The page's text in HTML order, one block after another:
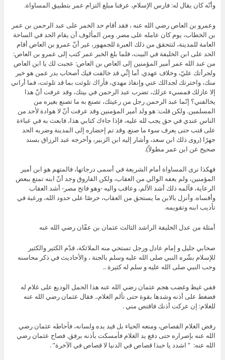
وأنّه كان يقال له: فارس الإسلام، عرفنا مبلغ التزام عمر بتطبيق المساواة.
وعمرو بن العاص رضي الله عنه ، فقد أقام حد الخمر على عبد الرحمن بن عمر
بن الخطاب، يوم كان عامله على مصر. ومن المألوف أن يقام الحد في الساحة
العامة للمدينة، لتتحقق من ذلك العبرة للجمهور، غير أنّ عمرو بن العاص أقام
الحد على ابن الخليفة في البيت، فلما بلغ الخبر عمر كتب إلى عمرو بن العاص:
من عبد الله عمر أمير المؤمنين إلى العاص بن العاص: عجبت لك يا ابن العاص
ولجرأتك عليّ، وخلاف عهدي. أما إنِّي قد خالفت فيك أصحاب بدر عمن هو خير
منك، واخترتك لجدالك عني وإنفاذ مهدي، فأراك تلوثت بما قد تلوثت، فما أراني
إلا عازلك فمسيء عزلك، تضرب عبد الرحمن في بيتك، وقد عرفت أنّ هذا
يخالفني؟ إنّما عبد الرحمن رجل من رعيتك، تصنع به ما تصنع بغيره من
المسلمين. ولكن قلت: هو ولد أمير المؤمنين وقد عرفت أنّ لا هوادة لأحد من
الناس عندي في حق يجب لله عليه، فإذا جاءك كتابي هذا، فابعث به في عباءة
على قتب حتى يعرف سوء ما صنع. وقد تم إحضاره إلى المدينة وضربه الحد
جهرًا (روى ذلك ابن سعد، وأشار إليه ابن الزبير، وأخرجه عبد الرزاق بسند
صحيح عن ابن عمر مطولاً).
فهكذا نرى المساواة أمام الشريعة في أسمى درجاتها، فالمتهم هو ابن أمير
المؤمنين، ولم يعفه الوالي من العقاب، ولكن الفاروق وجد أنّ ابنه تمتع ببعض
الرعاية، فآلمه ذلك أشد الألم، وعاقب واليه -وهو فاتح مصر- أشد العقاب
وأقساه. وأنزل بالابن ما يستحق من العقاب، حرصًا على حدود الله، ورغبة في
تأديب ابنه وتقويمه.
أمثلة من عدل الخليفة الراشد الثالث عثمان بن عفّان رضي الله عنه
صحابي جليل و إمام عادل ورجل تستحي منه الملائكة، قدّم الكثير والكثير
للإسلام بشّره النبي صلى الله عليه وسلم بالجنة ، والأحاديث في ذكر محاسنه
وحب النبي صلى الله عليه و سلم له كثيرة ..
ففي غيظ وغضب هجم عثمان رضي الله عنه هذا الحمل الوديع على غلام له
فضغط على أذنه وشدها بقوة حتى تألم الغلام،. فقال عثمان رضي الله عنه
للغلام: إن عركت أذنك فاقتص مني .
رفض الغلام القصاص، ومنعه الحياء بل قيد يده ولسانه، فأحاطه عثمان رضي
الله عنه بإصراره حتى دفع يد الغلام فأمسكت بأذنه برفق. فصاح عثمان رضي
الله عنه: ” اشدد يا حبذا قصاص في الدنيا لا قصاص في الآخرة” .